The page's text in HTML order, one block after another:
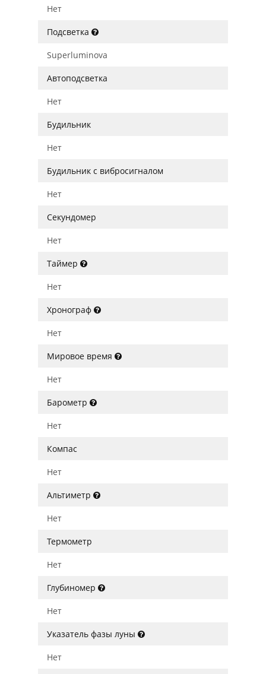
Нет
Подсветка
Superluminova
Автоподсветка
Нет
Будильник
Нет
Будильник с вибросигналом
Нет
Секундомер
Нет
Таймер
Нет
Хронограф
Нет
Мировое время
Нет
Барометр
Нет
Компас
Нет
Альтиметр
Нет
Термометр
Нет
Глубиномер
Нет
Указатель фазы луны
Нет